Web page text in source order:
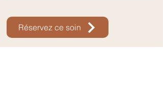
Réservez ce soin